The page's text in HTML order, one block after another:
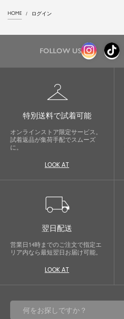
HOME ログイン
FOLLOW US
checkroom
特別送料で試着可能
オンラインストア限定サービス。
試着返品が集荷手配でスムーズ
に。
LOOK AT
local_shipping
翌日配送
営業日14時までのご注文で指定エ
リア内なら最短翌日お届け可能。
LOOK AT